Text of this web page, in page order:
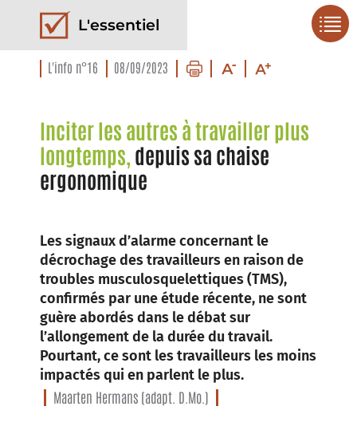
L'essentiel
L'info n°16 08/09/2023
Inciter les autres à travailler plus
longtemps, depuis sa chaise
ergonomique
Les signaux d’alarme concernant le
décrochage des travailleurs en raison de
troubles musculosquelettiques (TMS),
confirmés par une étude récente, ne sont
guère abordés dans le débat sur
l’allongement de la durée du travail.
Pourtant, ce sont les travailleurs les moins
impactés qui en parlent le plus.
Maarten Hermans (adapt. D.Mo.)